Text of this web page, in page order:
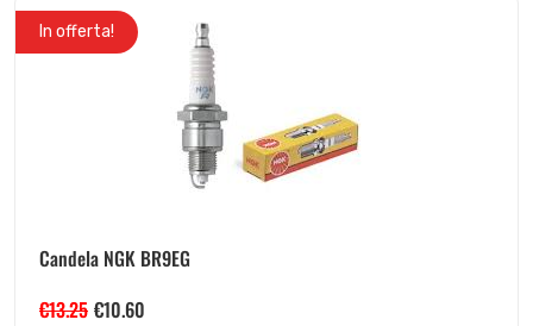
In offerta!
Candela NGK BR9EG
€13.25 €10.60